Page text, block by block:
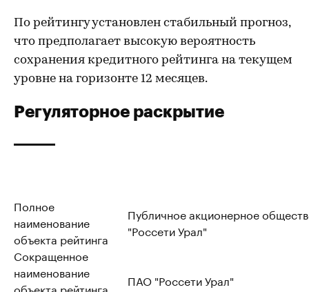
По рейтингу установлен стабильный прогноз,
что предполагает высокую вероятность
сохранения кредитного рейтинга на текущем
уровне на горизонте 12 месяцев.
Регуляторное раскрытие
Полное
наименование
объекта рейтинга
Публичное акционерное
"Россети Урал"
Сокращенное
наименование
объекта рейтинга
ПАО "Россети Урал"